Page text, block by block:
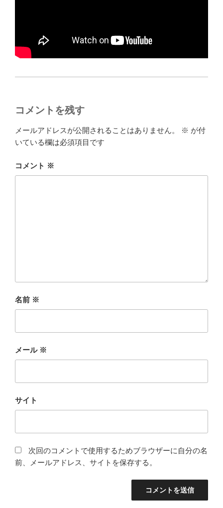
コメントを残す
メールアドレスが公開されることはありません。 ※ が付
いている欄は必須項目です
コメント ※
名前 ※
メール ※
サイト
次回のコメントで使用するためブラウザーに自分の名
前、メールアドレス、サイトを保存する。